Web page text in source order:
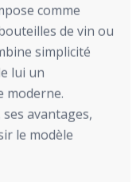
comme
de vin ou
simplicité
lui un
moderne.
avantages,
le modèle